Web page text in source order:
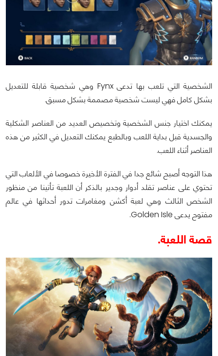
الشخصية التي تلعب بها تدعى Fynx وهي شخصية قابلة للتعديل
بشكل كامل فهي ليست شخصية مصممة بشكل مسبق.
يمكنك اختيار جنس الشخصية وتخصيص العديد من العناصر الشكلية
والجسدية قبل بداية اللعب وبالطبع يمكنك التعديل في الكثير من هذه
العناصر أثناء اللعب.
هذا التوجه أصبح شائع جدا في الفترة الأخيرة خصوصا في الألعاب التي
تحتوي على عناصر تقلد أدوار وجدير بالذكر أن اللعبة تأتينا من منظور
الشخص الثالث وهي لعبة أكشن ومغامرات تدور أحداثها في عالم
مفتوح يدعى Golden Isle.
قصة اللعبة.